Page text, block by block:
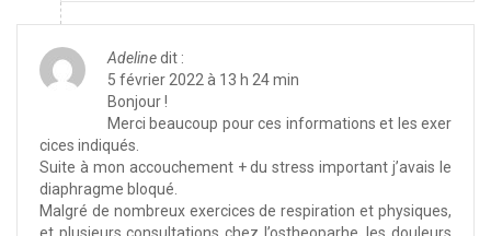
Adelinedit :
5 février 2022 à 13 h 24 min
Bonjour !
Merci beaucoup pour ces informations et les exer
cices indiqués.
Suite à mon accouchement + du stress important j’avais le
diaphragme bloqué.
Malgré de nombreux exercices de respiration et physiques,
et plusieurs consultations chez l’ostheoparhe, les douleurs